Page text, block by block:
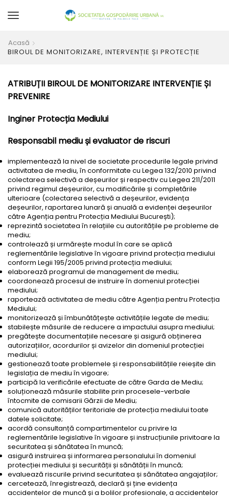
Acasă
BIROUL DE MONITORIZARE, INTERVENȚIE ȘI PROTECȚIE
ATRIBUȚII BIROUL DE MONITORIZARE INTERVENȚIE ȘI
PREVENIRE
Inginer Protecția Mediului
Responsabil mediu și evaluator de riscuri
implementează la nivel de societate procedurile legale privind
activitatea de mediu, în conformitate cu Legea 132/2010 privind
colectarea selectivă a deșeurilor și respectiv cu Legea 211/2011
privind regimul deșeurilor, cu modificările și completările
ulterioare (colectarea selectivă a deșeurilor, evidența
deșeurilor, raportarea lunară și anuală a evidenței deșeurilor
către Agenția pentru Protecția Mediului București);
reprezintă societatea în relațiile cu autoritățile pe probleme de
mediu;
controlează și urmărește modul în care se aplică
reglementările legislative în vigoare privind protecția mediului
conform Legii 195/2005 privind protecția mediului;
elaborează programul de management de mediu;
coordonează procesul de instruire în domeniul protecției
mediului;
raportează activitatea de mediu către Agenția pentru Protecția
Mediului;
monitorizează și îmbunătățește activitățile legate de mediu;
stabilește măsurile de reducere a impactului asupra mediului;
pregătește documentațiile necesare și asigură obținerea
autorizațiilor, acordurilor și avizelor din domeniul protecției
mediului;
gestionează toate problemele și responsabilitățile reieșite din
legislația de mediu în vigoare;
participă la verificările efectuate de către Garda de Mediu;
soluționează măsurile stabilite prin procesele-verbale
întocmite de comisarii Gărzii de Mediu;
comunică autorităților teritoriale de protecția mediului toate
datele solicitate;
acordă consultanță compartimentelor cu privire la
reglementările legislative în vigoare și instrucțiunile privitoare la
securitatea și sănătatea în muncă;
asigură instruirea și informarea personalului în domeniul
protecției mediului și securității și sănătății în muncă;
evaluează riscurile privind securitatea și sănătatea angajaților;
cercetează, înregistrează, declară și ține evidența
accidentelor de muncă și a bolilor profesionale, a accidentelor